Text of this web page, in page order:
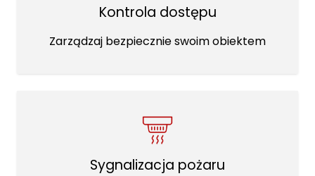
Kontrola dostępu
Zarządzaj bezpiecznie swoim obiektem
Sygnalizacja pożaru